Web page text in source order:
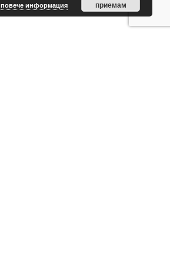
повече информация приемам